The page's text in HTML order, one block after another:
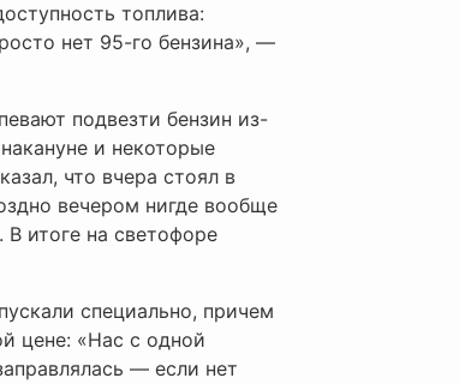
топлива:
нет 95-го бензина», —
подвезти бензин из-
и некоторые
что вчера стоял в
вечером нигде вообще
В итоге на светофоре
специально, причем
цене: «Нас с одной
— если нет